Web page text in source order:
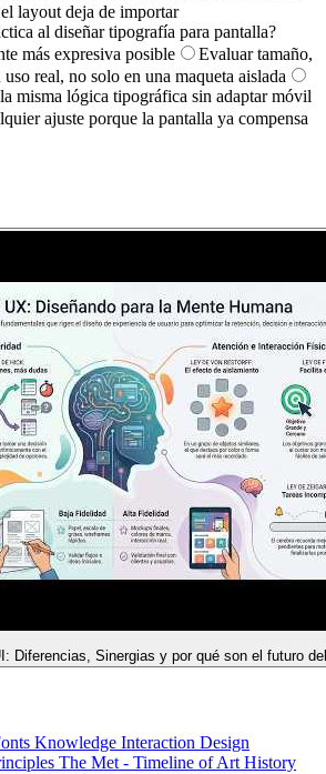
layout deja de importar
al diseñar tipografía para pantalla?
más expresiva posible
Evaluar tamaño,
real, no solo en una maqueta aislada
misma lógica tipográfica sin adaptar móvil
ajuste porque la pantalla ya compensa
Diferencias, Sinergias y por qué son el futuro
Knowledge Interaction Design
The Met - Timeline of Art History